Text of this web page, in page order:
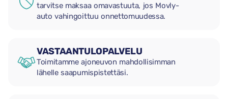
tarvitse maksaa omavastuuta, jos Movly-
auto vahingoittuu onnettomuudessa.
VASTAANTULOPALVELU
Toimitamme ajoneuvon mahdollisimman
lähelle saapumispistettäsi.